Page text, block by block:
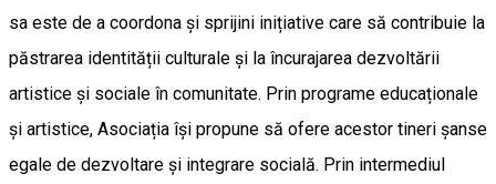
sa este de a coordona și sprijini inițiative care să contribuie la
păstrarea identității culturale și la încurajarea dezvoltării
artistice și sociale în comunitate. Prin programe educaționale
și artistice, Asociația își propune să ofere acestor tineri șanse
egale de dezvoltare și integrare socială. Prin intermediul